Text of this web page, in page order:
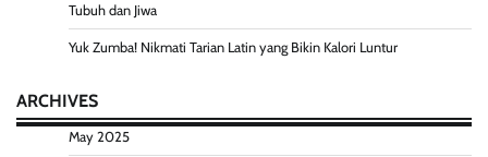
Tubuh dan Jiwa
Yuk Zumba! Nikmati Tarian Latin yang Bikin Kalori Luntur
ARCHIVES
May 2025